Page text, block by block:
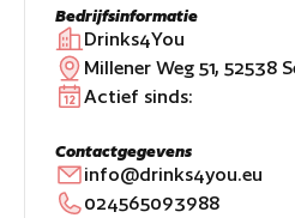
Bedrijfsinformatie
Drinks4You
Millener Weg 51, 52538
Actief sinds:
Contactgegevens
info@drinks4you.eu
024565093988